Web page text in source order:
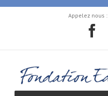
Appelez nous :